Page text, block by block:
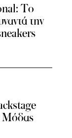
Το
την
Μόδας